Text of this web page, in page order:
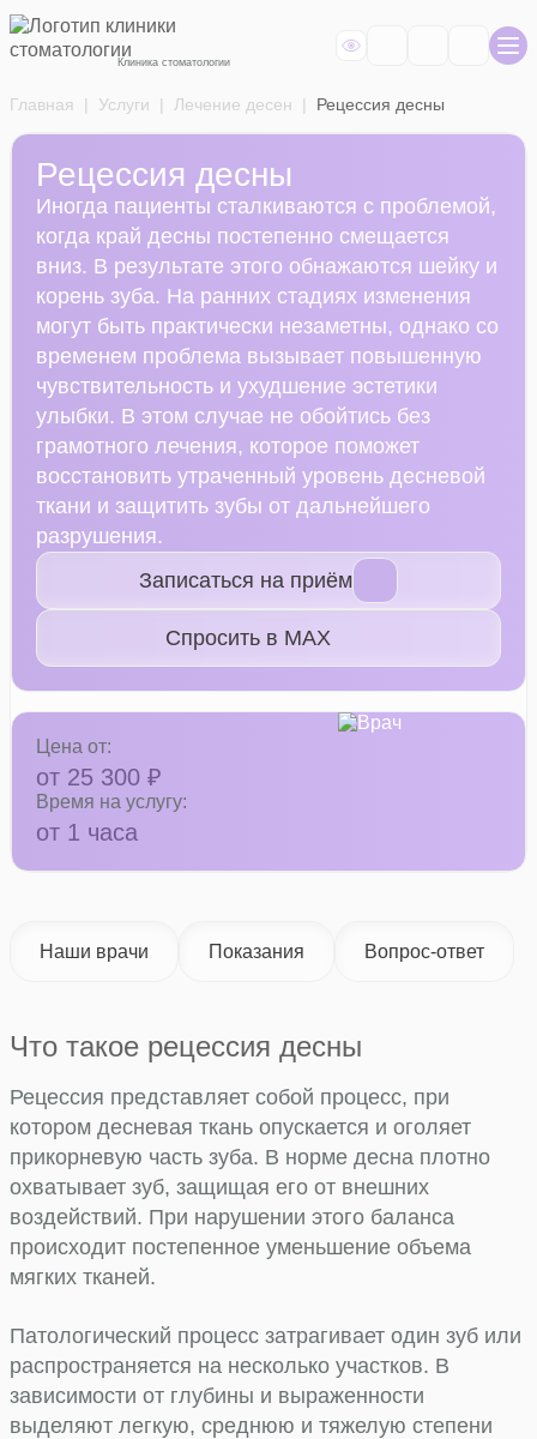
Клиника стоматологии
Главная Услуги Лечение десен Рецессия десны
Рецессия десны
Иногда пациенты сталкиваются с проблемой,
когда край десны постепенно смещается
вниз. В результате этого обнажаются шейку и
корень зуба. На ранних стадиях изменения
могут быть практически незаметны, однако со
временем проблема вызывает повышенную
чувствительность и ухудшение эстетики
улыбки. В этом случае не обойтись без
грамотного лечения, которое поможет
восстановить утраченный уровень десневой
ткани и защитить зубы от дальнейшего
разрушения.
Записаться на приём
Спросить в MAX
Цена от:
от 25 300 ₽
Время на услугу:
от 1 часа
Наши врачи Показания Вопрос-ответ
Что такое рецессия десны
Рецессия представляет собой процесс, при
котором десневая ткань опускается и оголяет
прикорневую часть зуба. В норме десна плотно
охватывает зуб, защищая его от внешних
воздействий. При нарушении этого баланса
происходит постепенное уменьшение объема
мягких тканей.
Патологический процесс затрагивает один зуб или
распространяется на несколько участков. В
зависимости от глубины и выраженности
выделяют легкую, среднюю и тяжелую степени